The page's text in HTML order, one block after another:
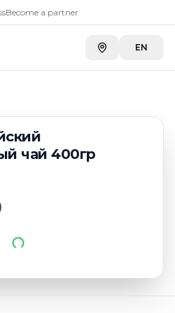
Become a partner
EN
чай 400гр
чай 400гр